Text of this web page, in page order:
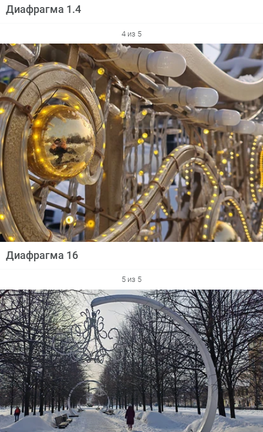
Диафрагма 1.4
4 из 5
Диафрагма 16
5 из 5